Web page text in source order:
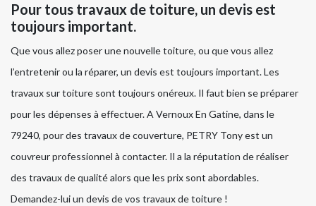
Pour tous travaux de toiture, un devis est
toujours important.
Que vous allez poser une nouvelle toiture, ou que vous allez
l’entretenir ou la réparer, un devis est toujours important. Les
travaux sur toiture sont toujours onéreux. Il faut bien se préparer
pour les dépenses à effectuer. A Vernoux En Gatine, dans le
79240, pour des travaux de couverture, PETRY Tony est un
couvreur professionnel à contacter. Il a la réputation de réaliser
des travaux de qualité alors que les prix sont abordables.
Demandez-lui un devis de vos travaux de toiture !